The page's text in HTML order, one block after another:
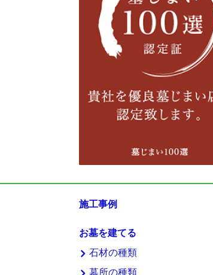
施工事例
お墓を建てる
石材の種類
墓所の種類